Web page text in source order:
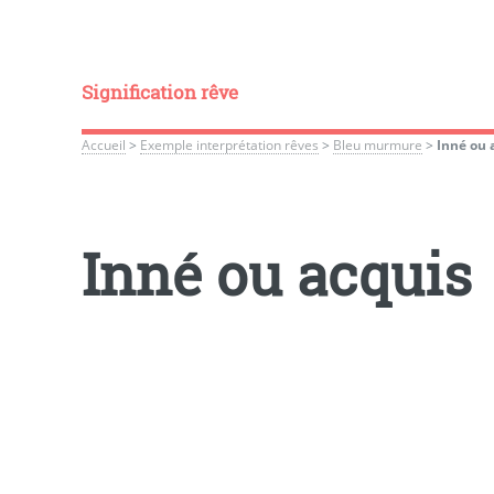
Signification rêve
Accueil > Exemple interprétation rêves > Bleu murmure > Inné ou
Inné ou acquis